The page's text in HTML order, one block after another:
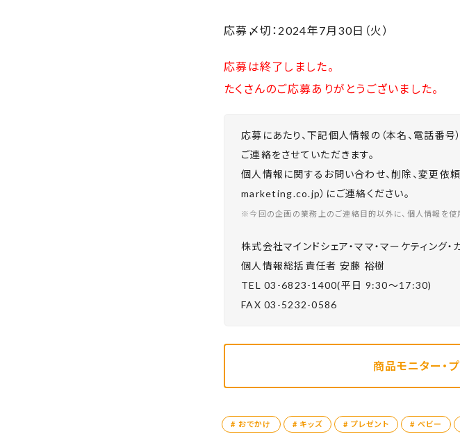
応募〆切：2024年7月30日（火）
応募は終了しました。
たくさんのご応募ありがとうございました。
応募にあたり、下記個人情報の（本名、電話番
ご連絡をさせていただきます。
個人情報に関するお問い合わせ、削除、変更依
marketing.co.jp）にご連絡ください。
※今回の企画の業務上のご連絡目的以外に、個人情報を使
株式会社マインドシェア・ママ・マーケティング・
個⼈情報総括責任者 安藤 裕樹
TEL 03-6823-1400(平⽇ 9:30〜17:30)
FAX 03-5232-0586
商品モニター・
# おでかけ # キッズ # プレゼント # ベビー